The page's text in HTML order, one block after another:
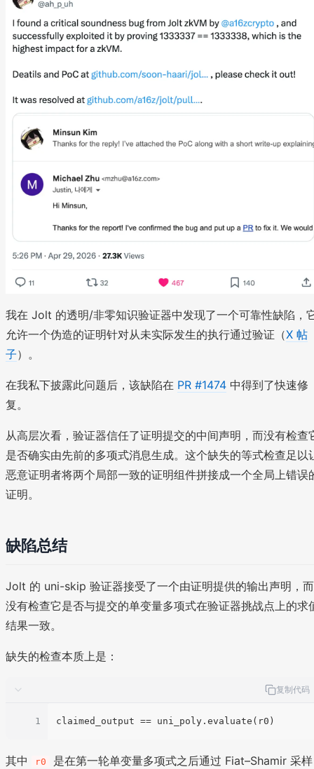
我在 Jolt 的透明/非零知识验证器中发现了一个可靠性缺陷，
允许一个伪造的证明针对从未实际发生的执行通过验证（X 帖
子）。
在我私下披露此问题后，该缺陷在 PR #1474 中得到了快速修
复。
从高层次看，验证器信任了证明提交的中间声明，而没有检查
是否确实由先前的多项式消息生成。这个缺失的等式检查足以
恶意证明者将两个局部一致的证明组件拼接成一个全局上错误
证明。
缺陷总结
Jolt 的 uni-skip 验证器接受了一个由证明提供的输出声明，而
没有检查它是否与提交的单变量多项式在验证器挑战点上的求
结果一致。
缺失的检查本质上是：
复制代码
1 claimed_output
其中 r0
是在第一轮单变量多项式之后通过 Fiat–Shamir 采样